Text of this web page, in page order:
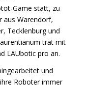
Game statt, zu
aus Warendorf,
Tecklenburg und
trat mit
LAUbotic pro an.
und
Roboter immer